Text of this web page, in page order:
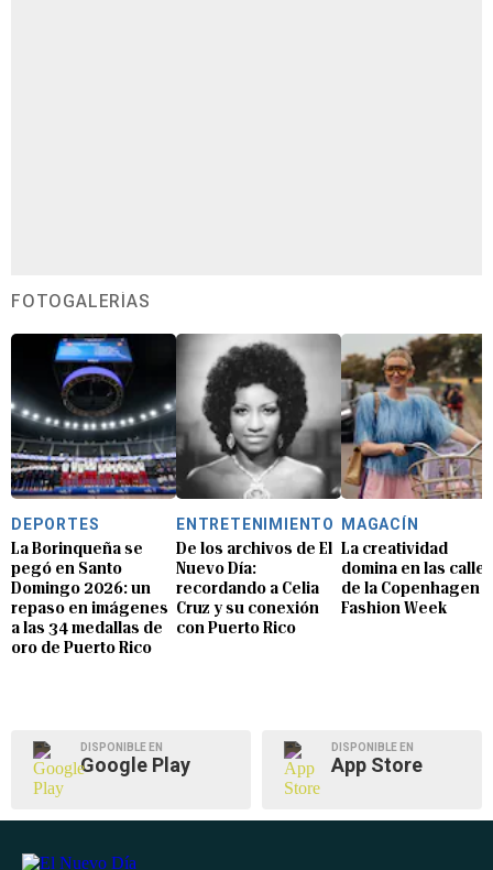
FOTOGALERÍAS
DEPORTES
La Borinqueña se
pegó en Santo
Domingo 2026: un
repaso en imágenes
a las 34 medallas de
oro de Puerto Rico
ENTRETENIMIENTO
De los archivos de El
Nuevo Día:
recordando a Celia
Cruz y su conexión
con Puerto Rico
MAGACÍN
La creatividad
domina en las calles
de la Copenhagen
Fashion Week
DISPONIBLE EN
Google Play
DISPONIBLE EN
App Store